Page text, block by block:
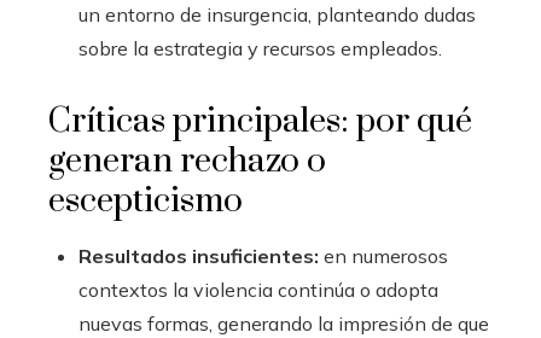
un entorno de insurgencia, planteando dudas
sobre la estrategia y recursos empleados.
Críticas principales: por qué
generan rechazo o
escepticismo
Resultados insuficientes: en numerosos
contextos la violencia continúa o adopta
nuevas formas, generando la impresión de que